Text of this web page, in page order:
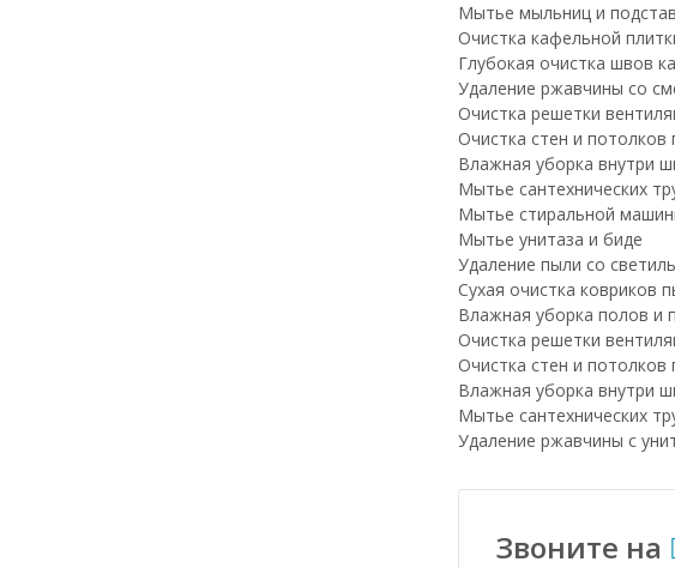
Мытье мыльниц и
Очистка кафельной
Глубокая очистка швов
Удаление ржавчины со
Очистка решетки
Очистка стен и потолков
Влажная уборка внутри
Мытье сантехнических
Мытье стиральной
Мытье унитаза и биде
Удаление пыли со
Сухая очистка ковриков
Влажная уборка полов и
Очистка решетки
Очистка стен и потолков
Влажная уборка внутри
Мытье сантехнических
Удаление ржавчины с
Звоните на